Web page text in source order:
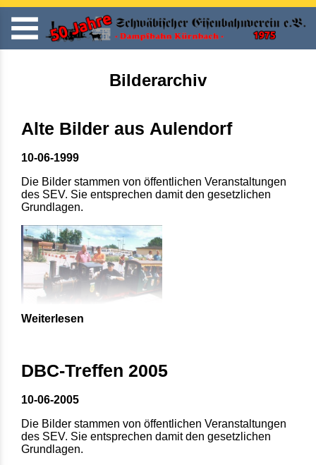
Bilderarchiv
Alte Bilder aus Aulendorf
10-06-1999
Die Bilder stammen von öffentlichen Veranstaltungen
des SEV. Sie entsprechen damit den gesetzlichen
Grundlagen.
Weiterlesen
DBC-Treffen 2005
10-06-2005
Die Bilder stammen von öffentlichen Veranstaltungen
des SEV. Sie entsprechen damit den gesetzlichen
Grundlagen.